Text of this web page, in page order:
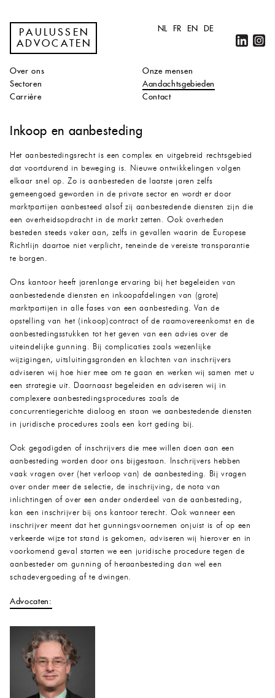
PAULUSSEN
ADVOCATEN
NL FR EN DE
Over ons
Onze mensen
Sectoren
Aandachtsgebieden
Carrière
Contact
Inkoop en aanbesteding
Het aanbestedingsrecht is een complex en uitgebreid rechtsgebied
dat voortdurend in beweging is. Nieuwe ontwikkelingen volgen
elkaar snel op. Zo is aanbesteden de laatste jaren zelfs
gemeengoed geworden in de private sector en wordt er door
marktpartijen aanbesteed alsof zij aanbestedende diensten zijn die
een overheidsopdracht in de markt zetten. Ook overheden
besteden steeds vaker aan, zelfs in gevallen waarin de Europese
Richtlijn daartoe niet verplicht, teneinde de vereiste transparantie
te borgen.
Ons kantoor heeft jarenlange ervaring bij het begeleiden van
aanbestedende diensten en inkoopafdelingen van (grote)
marktpartijen in alle fases van een aanbesteding. Van de
opstelling van het (inkoop)contract of de raamovereenkomst en de
aanbestedingsstukken tot het geven van een advies over de
uiteindelijke gunning. Bij complicaties zoals wezenlijke
wijzigingen, uitsluitingsgronden en klachten van inschrijvers
adviseren wij hoe hier mee om te gaan en werken wij samen met u
een strategie uit. Daarnaast begeleiden en adviseren wij in
complexere aanbestedingsprocedures zoals de
concurrentiegerichte dialoog en staan we aanbestedende diensten
in juridische procedures zoals een kort geding bij.
Ook gegadigden of inschrijvers die mee willen doen aan een
aanbesteding worden door ons bijgestaan. Inschrijvers hebben
vaak vragen over (het verloop van) de aanbesteding. Bij vragen
over onder meer de selectie, de inschrijving, de nota van
inlichtingen of over een ander onderdeel van de aanbesteding,
kan een inschrijver bij ons kantoor terecht. Ook wanneer een
inschrijver meent dat het gunningsvoornemen onjuist is of op een
verkeerde wijze tot stand is gekomen, adviseren wij hierover en in
voorkomend geval starten we een juridische procedure tegen de
aanbesteder om gunning of heraanbesteding dan wel een
schadevergoeding af te dwingen.
Advocaten: